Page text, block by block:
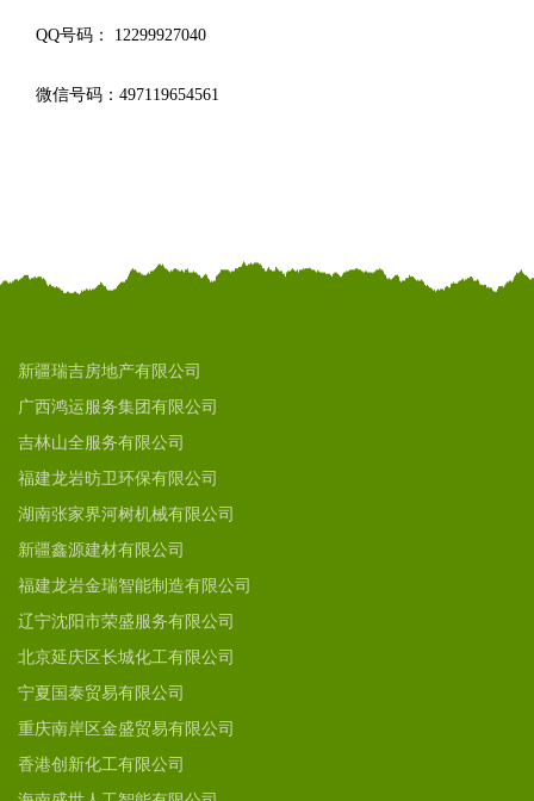
QQ号码： 12299927040
微信号码：497119654561
新疆瑞吉房地产有限公司
广西鸿运服务集团有限公司
吉林山全服务有限公司
福建龙岩昉卫环保有限公司
湖南张家界河树机械有限公司
新疆鑫源建材有限公司
福建龙岩金瑞智能制造有限公司
辽宁沈阳市荣盛服务有限公司
北京延庆区长城化工有限公司
宁夏国泰贸易有限公司
重庆南岸区金盛贸易有限公司
香港创新化工有限公司